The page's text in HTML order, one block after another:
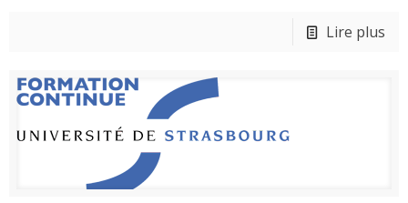
Lire plus